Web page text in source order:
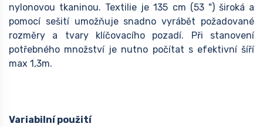
nylonovou tkaninou. Textilie je 135 cm (53 ") široká a
pomocí sešití umožňuje snadno vyrábět požadované
rozměry a tvary klíčovacího pozadí. Při stanovení
potřebného množství je nutno počítat s efektivní šíří
max 1,3m.
Variabilní použití